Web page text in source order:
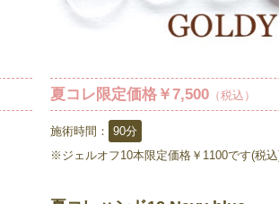
夏コレ限定価格￥7,500（税込）
施術時間：
90分
※ジェルオフ10本限定価格￥1100です(税